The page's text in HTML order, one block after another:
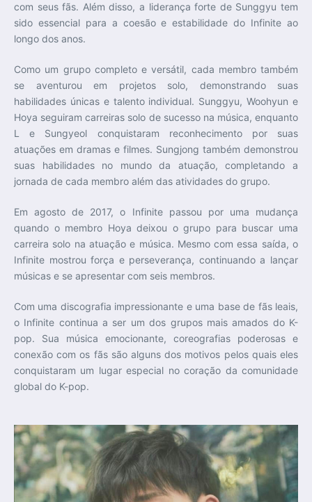
com seus fãs. Além disso, a liderança forte de Sunggyu tem
sido essencial para a coesão e estabilidade do Infinite ao
longo dos anos.
Como um grupo completo e versátil, cada membro também
se aventurou em projetos solo, demonstrando suas
habilidades únicas e talento individual. Sunggyu, Woohyun e
Hoya seguiram carreiras solo de sucesso na música, enquanto
L e Sungyeol conquistaram reconhecimento por suas
atuações em dramas e filmes. Sungjong também demonstrou
suas habilidades no mundo da atuação, completando a
jornada de cada membro além das atividades do grupo.
Em agosto de 2017, o Infinite passou por uma mudança
quando o membro Hoya deixou o grupo para buscar uma
carreira solo na atuação e música. Mesmo com essa saída, o
Infinite mostrou força e perseverança, continuando a lançar
músicas e se apresentar com seis membros.
Com uma discografia impressionante e uma base de fãs leais,
o Infinite continua a ser um dos grupos mais amados do K-
pop. Sua música emocionante, coreografias poderosas e
conexão com os fãs são alguns dos motivos pelos quais eles
conquistaram um lugar especial no coração da comunidade
global do K-pop.